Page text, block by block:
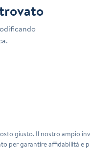
giusto. Il nostro ampio
per garantire affidabilità